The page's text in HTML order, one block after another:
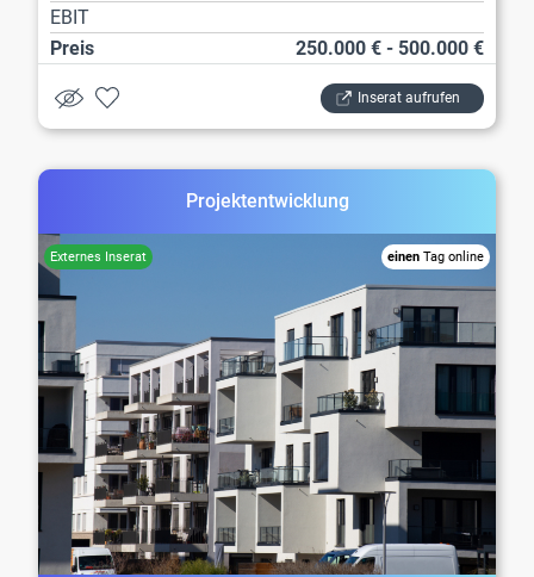
EBIT
Preis
250.000 € - 500.000 €
Inserat aufrufen
Projektentwicklung
einen Tag online